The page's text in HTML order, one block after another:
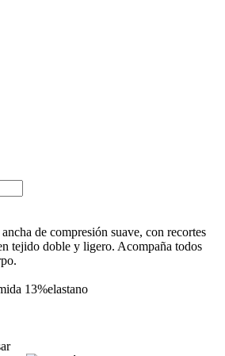
de compresión suave, con recortes
tejido doble y ligero. Acompaña todos
13%elastano